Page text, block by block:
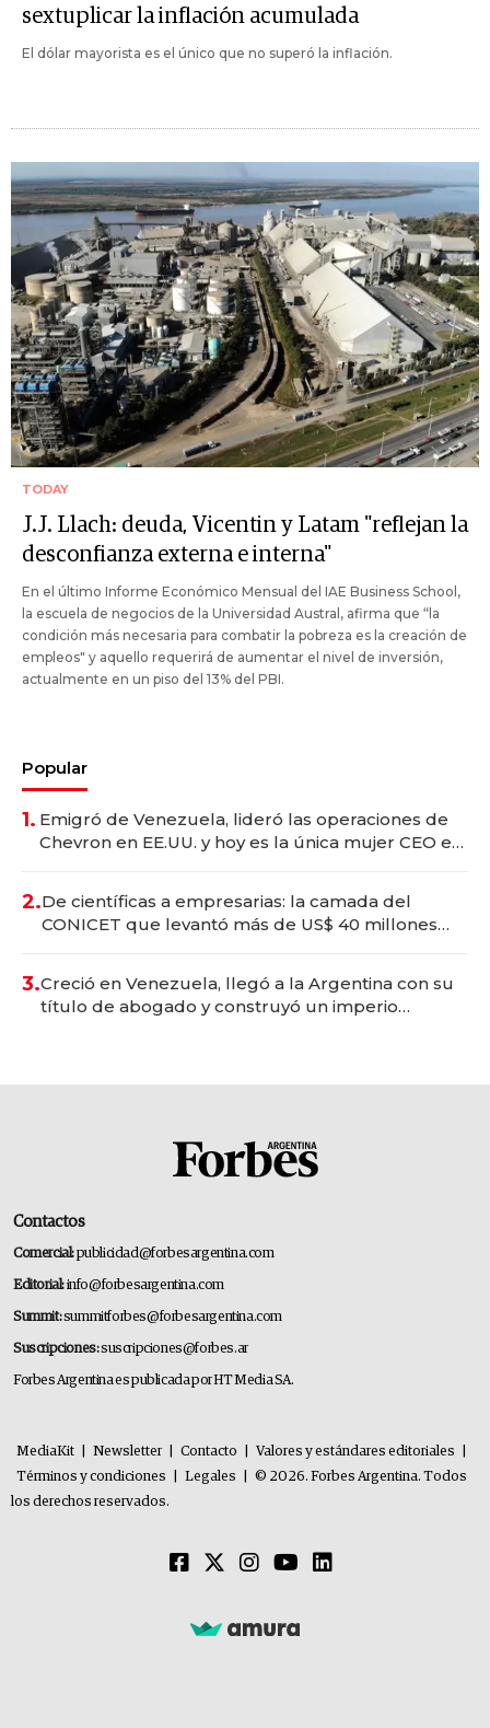
sextuplicar la inflación acumulada
El dólar mayorista es el único que no superó la inflación.
TODAY
J.J. Llach: deuda, Vicentin y Latam "reflejan la
desconfianza externa e interna"
En el último Informe Económico Mensual del IAE Business School,
la escuela de negocios de la Universidad Austral, afirma que “la
condición más necesaria para combatir la pobreza es la creación de
empleos" y aquello requerirá de aumentar el nivel de inversión,
actualmente en un piso del 13% del PBI.
Popular
1. Emigró de Venezuela, lideró las operaciones de
Chevron en EE.UU. y hoy es la única mujer CEO en
2.De científicas a empresarias: la camada del
CONICET que levantó más de US$ 40 millones
3.Creció en Venezuela, llegó a la Argentina con su
título de abogado y construyó un imperio
Contactos
Comercial:publicidad@forbesargentina.com
Editorial:info@forbesargentina.com
Summit:summitforbes@forbesargentina.com
Suscripciones:suscripciones@forbes.ar
Forbes Argentina es publicada por HT Media SA.
MediaKit Newsletter Contacto Valores y estándares editoriales
Términos y condiciones
Legales
© 2026. Forbes Argentina. Todos
los derechos reservados.